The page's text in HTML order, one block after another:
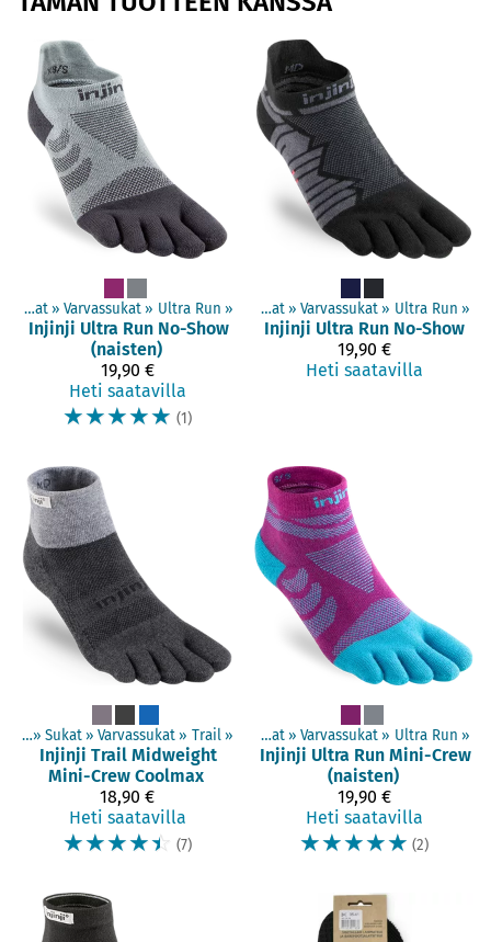
Sukat ‪» Varvassukat ‪» Ultra Run ‪»
Injinji Ultra Run No-Show
(naisten)
19,90 €
Heti saatavilla
☆☆☆☆☆ (1)
Tuotteet Sukat ‪» Varvassukat ‪» Ultra Run ‪»
Injinji Ultra Run No-Show
19,90 €
Heti saatavilla
‪» Sukat ‪» Varvassukat ‪» Trail ‪»
Injinji Trail Midweight
Mini-Crew Coolmax
18,90 €
Heti saatavilla
☆☆☆☆☆ (7)
Tuotteet Sukat ‪» Varvassukat ‪» Ultra Run ‪»
Injinji Ultra Run Mini-Crew
(naisten)
19,90 €
Heti saatavilla
☆☆☆☆☆ (2)